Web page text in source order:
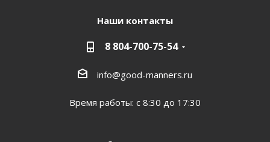
Наши контакты
8 804-700-75-54
info@good-manners.ru
Время работы: с 8:30 до 17:30